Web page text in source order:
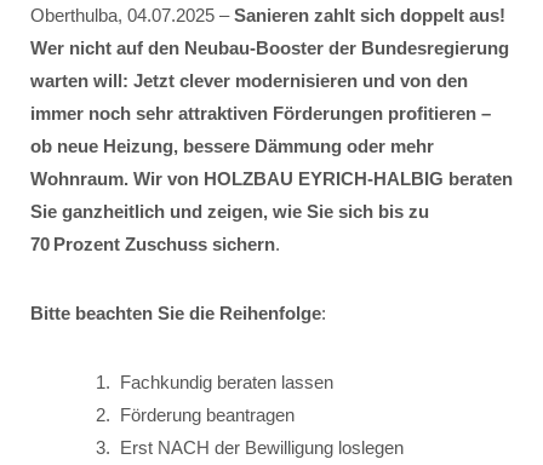
Oberthulba, 04.07.2025 –Sanieren zahlt sich doppelt aus!
Wer nicht auf den Neubau-Booster der Bundesregierung
warten will: Jetzt clever modernisieren und von den
immer noch sehr attraktiven Förderungen profitieren –
ob neue Heizung, bessere Dämmung oder mehr
Wohnraum. Wir von HOLZBAU EYRICH-HALBIG beraten
Sie ganzheitlich und zeigen, wie Sie sich bis zu
70 Prozent Zuschuss sichern.
Bitte beachten Sie die Reihenfolge:
Fachkundig beraten lassen
Förderung beantragen
Erst NACH der Bewilligung loslegen